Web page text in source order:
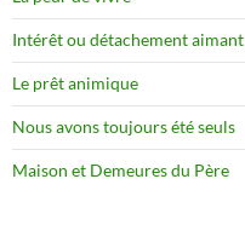
Intérêt ou détachement aimant
Le prêt animique
Nous avons toujours été seuls
Maison et Demeures du Père